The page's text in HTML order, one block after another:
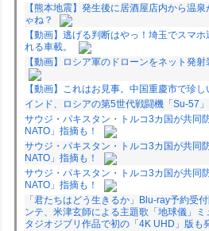
【熊本地震】発生後に居酒屋店内から温
ゃね？
【動画】逃げる判断はやっ！埼玉でスマ
れる車載。
【動画】ロシア軍のドローンをネット発
【動画】これはお見事。中国重慶市で珍し
インド、ロシアの第5世代戦闘機「Su-57
サウジ・パキスタン・トルコ3カ国が共同
NATO」指摘も！
サウジ・パキスタン・トルコ3カ国が共同
NATO」指摘も！
サウジ・パキスタン・トルコ3カ国が共同
NATO」指摘も！
「君たちはどう生きるか」Blu-ray予約受
ンテ、米津玄師による主題歌「地球儀」
タジオジブリ作品で初の「4K UHD」版も